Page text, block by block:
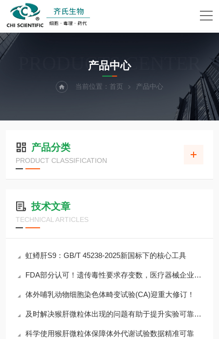
PRODUCTS CENTER
产品中心
当前位置： 首页 产品中心
产品分类
PRODUCT CLASSIFICATION
技术文章
TECHNICAL ARTICLES
虹鳟肝S9：GB/T 45238-2025新国标下的核心工具
FDA部分认可！遗传毒性要求存变数，医疗器械企业如何应对？
体外哺乳动物细胞染色体畸变试验(CA)迎重大修订！
及时解决猴肝微粒体出现的问题有助于提升实验可靠性与重复性
科学使用猴肝微粒体保障体外代谢试验数据精准可靠